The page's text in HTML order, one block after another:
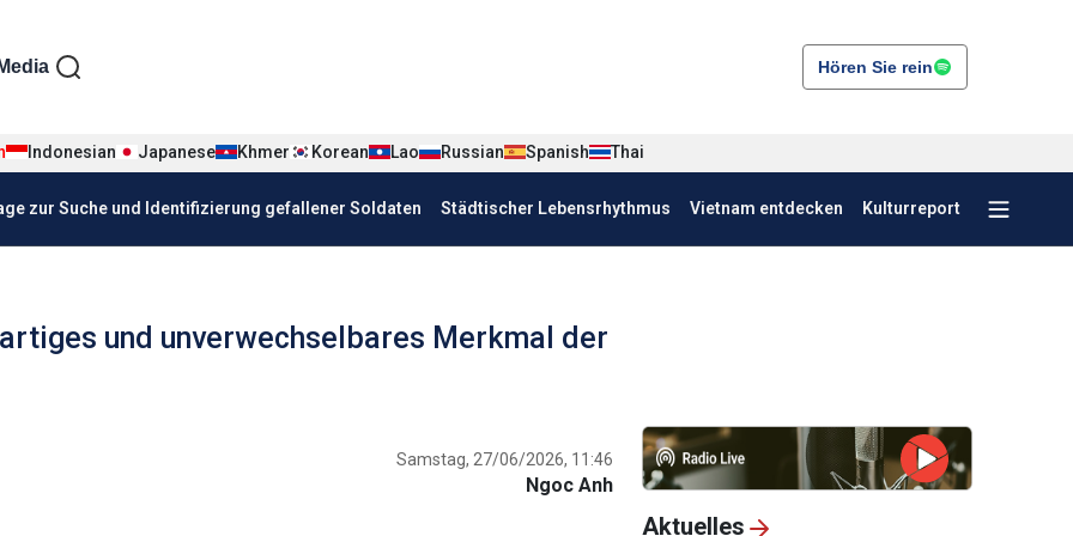
tiếng Đức
Media Hören Sie rein
Indonesian Japanese Khmer Korean Lao Russian Spanish Thai
zur Suche und Identifizierung gefallener Soldaten Städtischer Lebensrhythmus Vietnam entdecken Kulturreport
und unverwechselbares Merkmal der
Samstag, 27/06/2026, 11:46
Ngoc Anh
Aktuelles